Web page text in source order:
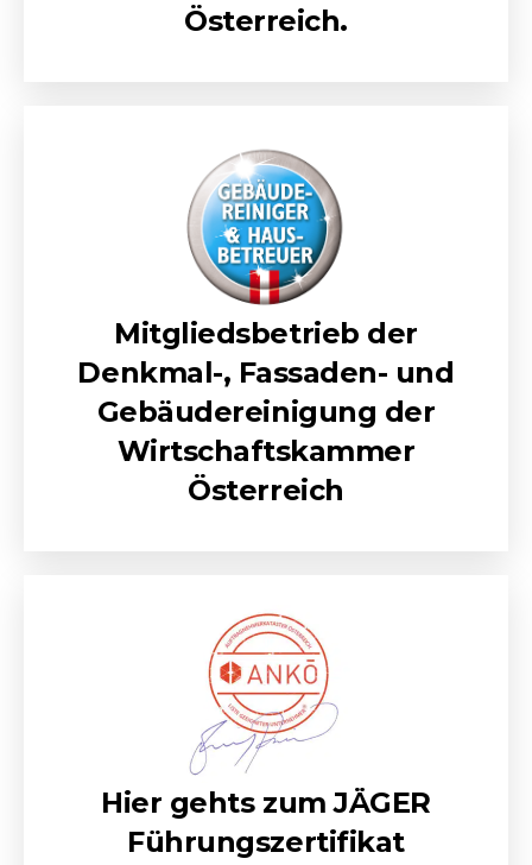
Österreich.
Mitgliedsbetrieb der
Denkmal-, Fassaden- und
Gebäudereinigung der
Wirtschaftskammer
Österreich
Hier gehts zum JÄGER
Führungszertifikat